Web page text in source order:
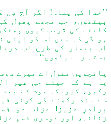
’’خدا کی پناہ! اگر آج دِن
بیٹھوں، جب مجھے پھول
کانٹے کی قریب کیوں
ہو گی کہ میں اس کو اپنی
اب بیمار کی طرح لب
بستہ رہ بیٹھوں‘‘۔
پانچویں منزل اے میرے
یہ ہے کہ جیتے جی غیر
رکھو، کیونکہ موت کے
سے بند رکھنے کی کوئی
برادرِ عزیز! عزلت دو
زنانہ، اور دوسری قسم